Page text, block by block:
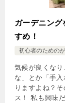
ガーデニン
すめ！
初心者のための
気候が良くな
な」とか「手
りますよね？
ス！ 私も興味